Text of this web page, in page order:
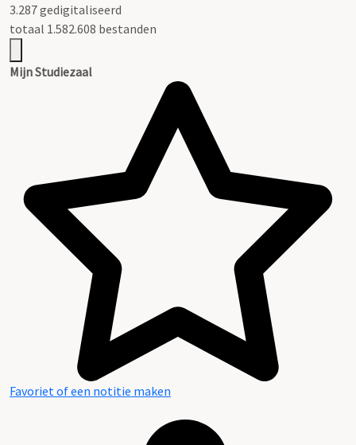
3.287 gedigitaliseerd
totaal 1.582.608 bestanden
Mijn Studiezaal
Favoriet of een notitie maken